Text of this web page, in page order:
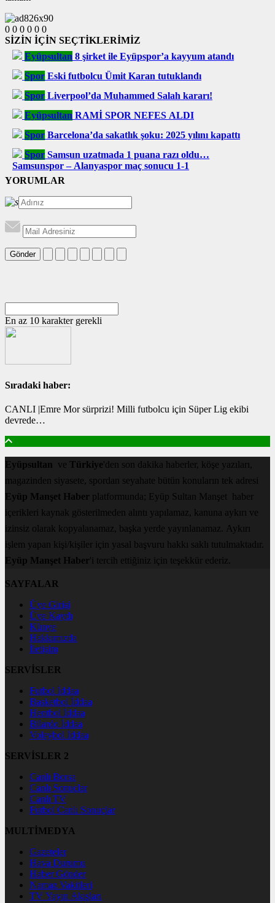
0 0 0 0 0 0
SİZİN İÇİN SEÇTİKLERİMİZ
Eyüpsultan 8 şirket ile Eyüpspor’a kayyum atandı
Spor Eski futbolcu Ümit Karan tutuklandı
Spor Liverpool’da Muhammed Salah kararı!
Eyüpsultan RAMİ SPOR NEFES ALDI
Spor Barcelona’da sakatlık şoku: 2025 yılını kapattı
Spor Samsun uzatmada 1 puana razı oldu…
Samsunspor – Alanyaspor maç sonucu 1-1
YORUMLAR
Gönder
En az 10 karakter gerekli
Sıradaki haber:
CANLI |Emre Mor sürprizi! Milli futbolcu için Süper Lig ekibi
devrede…
Eyüpsultan ve Türkiye'den son dakika haberler, köşe yazıları,
magazinden siyasete, spordan seyahate bütün konuların tek adresi
Eyüp Manşet Haber platformunda; Eyüp Sultan Manşet haber
içerikleri kaynak gösterilmeden alıntı yapılamaz, kanuna aykırı ve
izinsiz olarak kopyalanamaz, başka yerde yayınlanamaz. Aykırı
işlem yapan kişi/kişiler için yasal başvuru hakkı saklı tutulmaktadır.
Eyüp Manşet Haber'i tercih ettiğiniz için teşekkür ederiz.
SAYFALAR
Üye Girişi
Üye Kaydı
Künye
Hakkımızda
İletişim
SERVİSLER
Futbol İddaa
Basketbol İddaa
Hentbol İddaa
Bilardo İddaa
Voleybol İddaa
SERVİSLER 2
Canlı Borsa
Canlı Sonuçlar
Canlı TV
Futbol Canlı Sonuçlar
MULTİMEDYA
Gazeteler
Hava Durumu
Haber Gönder
Namaz Vakitleri
TV Yayın Akışları